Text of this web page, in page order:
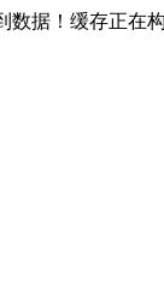
数据！缓存正在